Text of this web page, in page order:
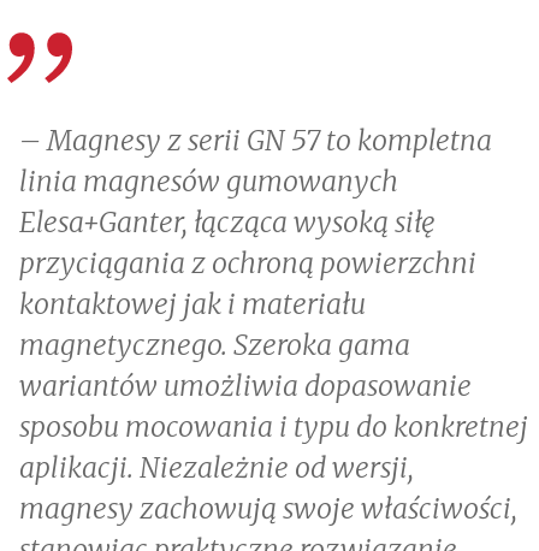
– Magnesy z serii GN 57 to kompletna
linia magnesów gumowanych
Elesa+Ganter, łącząca wysoką siłę
przyciągania z ochroną powierzchni
kontaktowej jak i materiału
magnetycznego. Szeroka gama
wariantów umożliwia dopasowanie
sposobu mocowania i typu do konkretnej
aplikacji. Niezależnie od wersji,
magnesy zachowują swoje właściwości,